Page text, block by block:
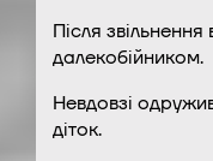
Після
далекобійником.
Невдовзі
діток.